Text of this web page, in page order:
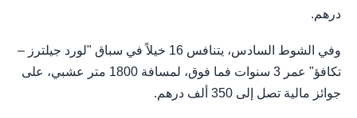
درهم.
وفي الشوط السادس، يتنافس 16 خيلاً في سباق "لورد جيلترز –
تكافؤ" عمر 3 سنوات فما فوق، لمسافة 1800 متر عشبي، على
جوائز مالية تصل إلى 350 ألف درهم.